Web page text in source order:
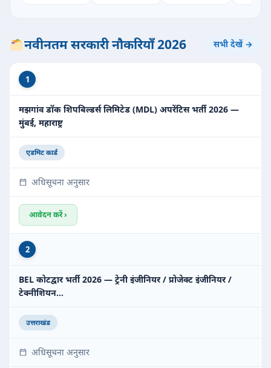
नवीनतम सरकारी नौकरियाँ 2026 सभी देखें →
1
मझगांव डॉक शिपबिल्डर्स लिमिटेड (MDL) अपरेंटिस भर्ती 2026 —
मुंबई, महाराष्ट्र
एडमिट कार्ड
अधिसूचना अनुसार
आवेदन करें ›
2
BEL कोटद्वार भर्ती 2026 — ट्रेनी इंजीनियर / प्रोजेक्ट इंजीनियर /
टेक्नीशियन…
उत्तराखंड
अधिसूचना अनुसार